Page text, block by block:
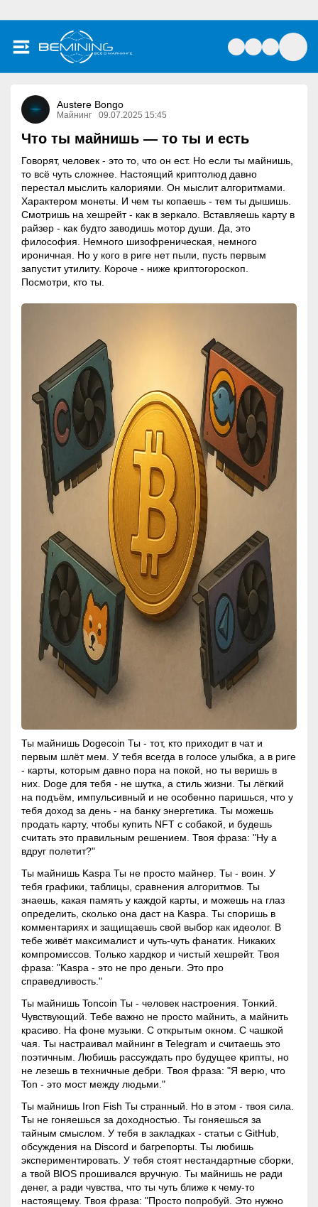
Austere Bongo
Майнинг 09.07.2025 15:45
Что ты майнишь — то ты и есть
Говорят, человек - это то, что он ест. Но если ты майнишь,
то всё чуть сложнее. Настоящий криптолюд давно
перестал мыслить калориями. Он мыслит алгоритмами.
Характером монеты. И чем ты копаешь - тем ты дышишь.
Смотришь на хешрейт - как в зеркало. Вставляешь карту в
райзер - как будто заводишь мотор души. Да, это
философия. Немного шизофреническая, немного
ироничная. Но у кого в риге нет пыли, пусть первым
запустит утилиту. Короче - ниже криптогороскоп.
Посмотри, кто ты.
Ты майнишь Dogecoin Ты - тот, кто приходит в чат и
первым шлёт мем. У тебя всегда в голосе улыбка, а в риге
- карты, которым давно пора на покой, но ты веришь в
них. Doge для тебя - не шутка, а стиль жизни. Ты лёгкий
на подъём, импульсивный и не особенно паришься, что у
тебя доход за день - на банку энергетика. Ты можешь
продать карту, чтобы купить NFT с собакой, и будешь
считать это правильным решением. Твоя фраза: "Ну а
вдруг полетит?"
Ты майнишь Kaspa Ты не просто майнер. Ты - воин. У
тебя графики, таблицы, сравнения алгоритмов. Ты
знаешь, какая память у каждой карты, и можешь на глаз
определить, сколько она даст на Kaspa. Ты споришь в
комментариях и защищаешь свой выбор как идеолог. В
тебе живёт максималист и чуть-чуть фанатик. Никаких
компромиссов. Только хардкор и чистый хешрейт. Твоя
фраза: "Kaspa - это не про деньги. Это про
справедливость."
Ты майнишь Toncoin Ты - человек настроения. Тонкий.
Чувствующий. Тебе важно не просто майнить, а майнить
красиво. На фоне музыки. С открытым окном. С чашкой
чая. Ты настраивал майнинг в Telegram и считаешь это
поэтичным. Любишь рассуждать про будущее крипты, но
не лезешь в техничные дебри. Твоя фраза: "Я верю, что
Ton - это мост между людьми."
Ты майнишь Iron Fish Ты странный. Но в этом - твоя сила.
Ты не гоняешься за доходностью. Ты гоняешься за
тайным смыслом. У тебя в закладках - статьи с GitHub,
обсуждения на Discord и багрепорты. Ты любишь
экспериментировать. У тебя стоят нестандартные сборки,
а твой BIOS прошивался вручную. Ты майнишь не ради
денег, а ради чувства, что ты чуть ближе к чему-то
настоящему. Твоя фраза: "Просто попробуй. Это нужно